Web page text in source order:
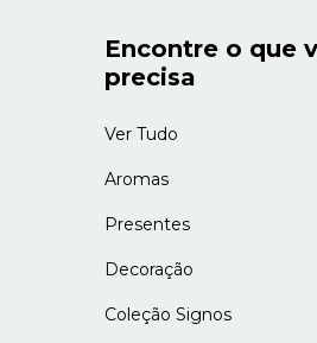
Encontre o que
precisa
Ver Tudo
Aromas
Presentes
Decoração
Coleção Signos